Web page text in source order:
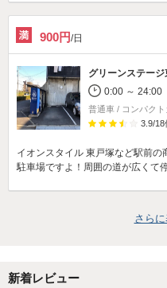
900円/日
グリーンステー
0:00 ～ 24:00
普通車 / コンパク
3.9/18
イオンスタイル 東戸塚など駅前
駐車場ですよ！周囲の道が広くて
さら
新着レビュー